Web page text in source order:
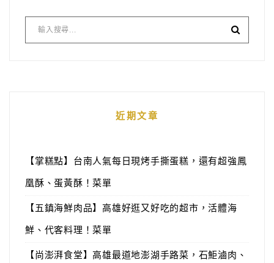
近期文章
【掌糕點】台南人氣每日現烤手撕蛋糕，還有超強鳳
凰酥、蛋黃酥！菜單
【五鎮海鮮肉品】高雄好逛又好吃的超市，活體海
鮮、代客料理！菜單
【尚澎湃食堂】高雄最道地澎湖手路菜，石鮔滷肉、